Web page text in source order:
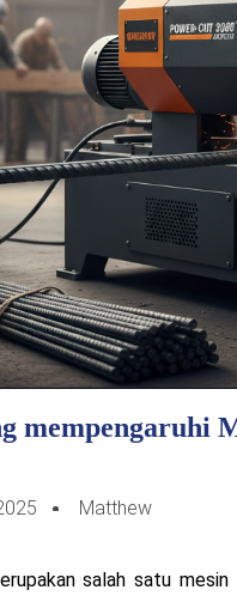
mempengaruhi
Matthew
salah satu